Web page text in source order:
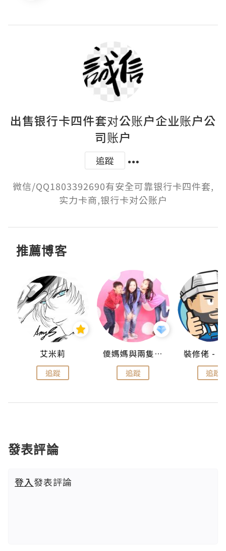
出售银行卡四件套对公账户企业账户公
司账户
追蹤
微信/QQ1803392690有安全可靠银行卡四件套,
实力卡商,银行卡对公账户
推薦博客
艾米莉
追蹤
儍媽媽與兩隻小魔怪之家
追蹤 追蹤
發表評論
登入發表評論